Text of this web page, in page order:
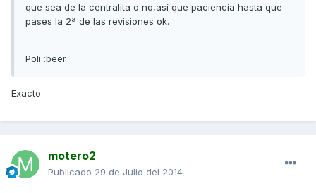
que sea de la centralita o no,así que paciencia hasta que
pases la 2ª de las revisiones ok.
Poli :beer
Exacto
motero2
Publicado 29 de Julio del 2014